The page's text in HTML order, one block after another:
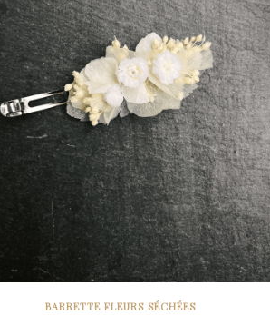
BARRETTE FLEURS SÉCHÉES